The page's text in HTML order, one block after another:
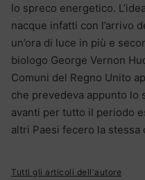
lo spreco energetico.
nacque infatti con l’arrivo
un’ora di luce in più e
biologo George Vernon
Comuni del Regno Unito
che prevedeva appunto lo
avanti per tutto il periodo
altri Paesi fecero la
Tutti gli articoli dell'autore